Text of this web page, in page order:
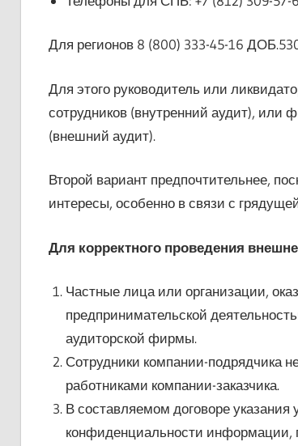
Для регионов 8 (800) 333-45-16
Для этого руководитель или
сотрудников (внутренний аудит), или
(внешний аудит).
Второй вариант предпочтительнее,
интересы, особенно в связи с
Для корректного проведения
Частные лица или организации,
предпринимательской
аудиторской фирмы.
Сотрудники компании-подрядчика
работниками компании-заказчика.
В составляемом договоре указания
конфиденциальности информации,